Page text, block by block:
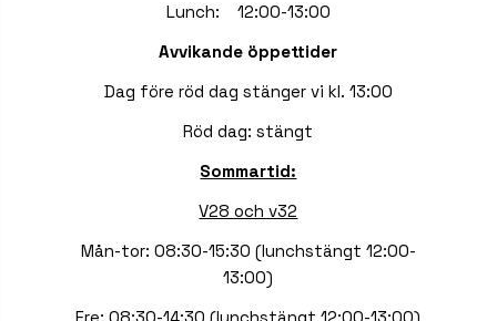
Lunch: 12:00-13:00
Avvikande öppettider
Dag före röd dag stänger vi kl. 13:00
Röd dag: stängt
Sommartid:
V28 och v32
Mån-tor: 08:30-15:30 (lunchstängt 12:00-
13:00)